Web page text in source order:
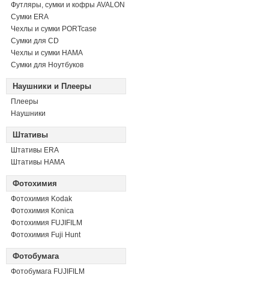
Футляры, сумки и кофры AVALON
Сумки ERA
Чехлы и сумки PORTcase
Сумки для CD
Чехлы и сумки HAMA
Сумки для Ноутбуков
Наушники и Плееры
Плееры
Наушники
Штативы
Штативы ERA
Штативы HAMA
Фотохимия
Фотохимия Kodak
Фотохимия Konica
Фотохимия FUJIFILM
Фотохимия Fuji Hunt
Фотобумага
Фотобумага FUJIFILM